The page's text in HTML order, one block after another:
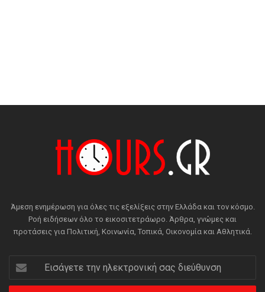
Άμεση ενημέρωση για όλες τις εξελίξεις στην Ελλάδα και τον κόσμο.
Ροή ειδήσεων όλο το εικοσιτετράωρο. Άρθρα, γνώμες και
προτάσεις για Πολιτική, Κοινωνία, Τοπικά, Οικονομία και Αθλητικά.
Εισάγετε
την
ηλεκτρονική